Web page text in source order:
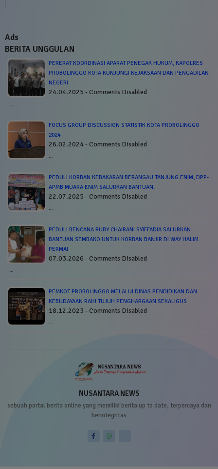
Ads
BERITA UNGGULAN
PERERAT KOORDINASI APARAT PENEGAK HUKUM, KAPOLRES
PROBOLINGGO KOTA KUNJUNGI KEJAKSAAN DAN PENGADILAN
NEGERI
24.04.2025 - Comments Disabled
…
FOCUS GROUP DISCUSSION STATISTIK KOTA PROBOLINGGO
2024
26.02.2024 - Comments Disabled
…
PEDULI KORBAN KEBAKARAN BERANGAU TANJUNG ENIM, DPP-
APMB MUARA ENIM SALURKAN BANTUAN.
22.07.2025 - Comments Disabled
…
PEDULI BENCANA RUBY CHAIRANI SYIFFADIA SALURKAN
BANTUAN SEMBAKO UNTUK KORBAN BANJIR DI WAY HALIM
PERMAI
07.03.2026 - Comments Disabled
…
PEMKOT PROBOLINGGO MELALUI DINAS PENDIDIKAN DAN
KEBUDAYAAN RAIH TUJUH PENGHARGAAN SEKALIGUS
18.12.2023 - Comments Disabled
…
NUSANTARA NEWS
sebuah portal berita online yang memiliki berita up to date, terpercaya dan
berintegritas